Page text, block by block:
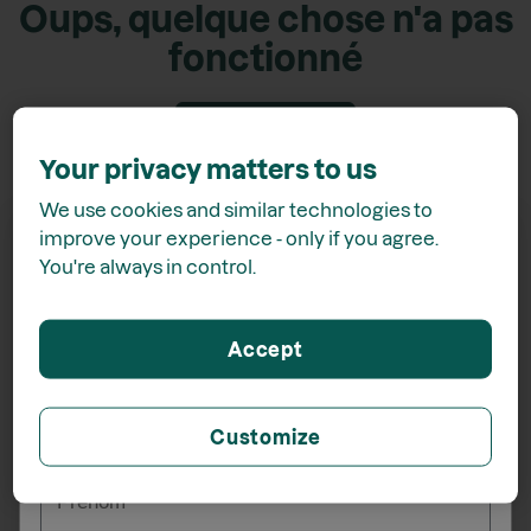
Oups, quelque chose n'a pas
fonctionné
Your privacy matters to us
We use cookies and similar technologies to
improve your experience - only if you agree.
You're always in control.
Customize
Accept
15% de rabais*
lors de votre inscription à l'infolettre
_______